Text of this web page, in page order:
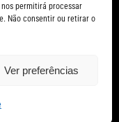
permitirá processar
Não consentir ou retirar o
Ver preferências
da Jerimum Idéias.